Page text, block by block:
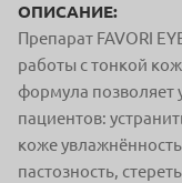
ОПИСАНИЕ:
Препарат FAVORI
работы с тонкой
формула позволяет
пациентов:
коже
пастозность,